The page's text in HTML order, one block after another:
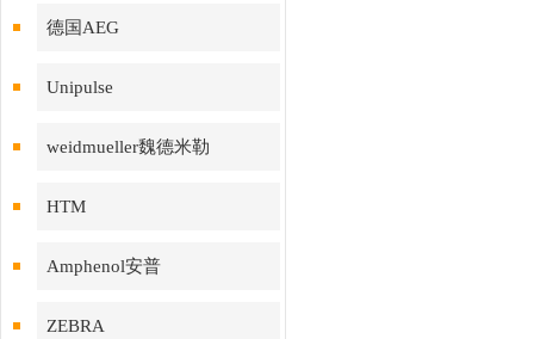
德国AEG
Unipulse
weidmueller魏德米勒
HTM
Amphenol安普
ZEBRA